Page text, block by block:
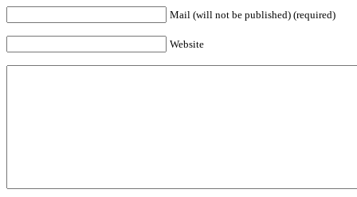
Mail (will not be published) (required)
Website